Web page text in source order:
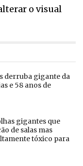
o visual
derruba gigante da
e 58 anos de
gigantes que
de salas mas
tóxico para